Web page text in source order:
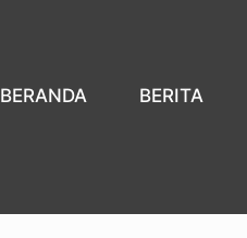
BERANDA BERITA